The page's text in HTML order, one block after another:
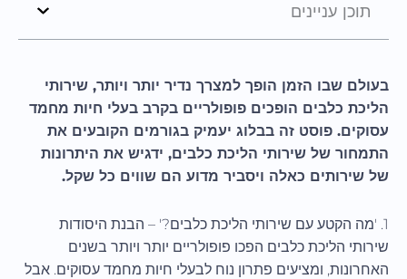
תוכן עניינים
בעולם שבו הזמן הופך למצרך נדיר יותר ויותר, שירותי
הליכת כלבים הופכים פופולריים בקרב בעלי חיות מחמד
עסוקים. פוסט זה בבלוג יעמיק בגורמים הקובעים את
התמחור של שירותי הליכת כלבים, ידגיש את היתרונות
של שירותים כאלה ויסביר מדוע הם שווים כל שקל.
1. 'מה הקטע עם שירותי הליכת כלבים?' – הבנת היסודות
שירותי הליכת כלבים הפכו פופולריים יותר ויותר בשנים
האחרונות, ומציעים פתרון נוח לבעלי חיות מחמד עסוקים. אבל